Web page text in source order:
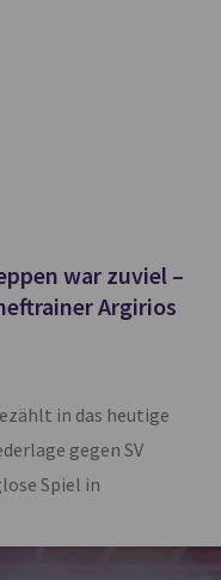
war zuviel –
Argirios
in das heutige
gegen SV
Spiel in